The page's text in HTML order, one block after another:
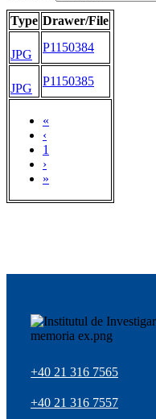
Type Drawer/File
«
‹
1
›
»
JPG
P1150384
JPG
P1150385
+40 21 316 7565
+40 21 316 7557